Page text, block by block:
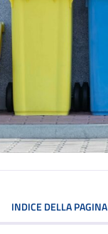
INDICE DELLA PAGINA